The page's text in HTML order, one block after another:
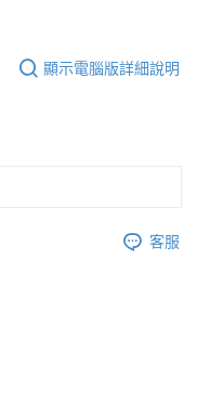
顯示電腦版詳細說明
客服